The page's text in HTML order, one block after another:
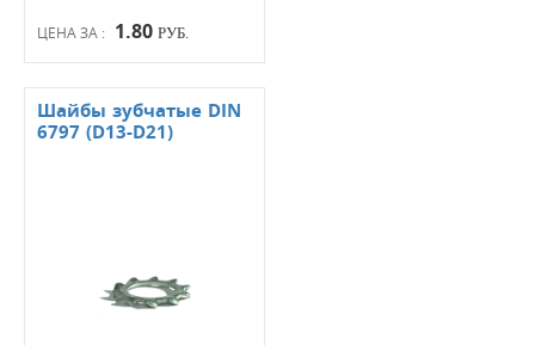
ЦЕНА ЗА : 1.80 РУБ.
Шайбы зубчатые DIN
6797 (D13-D21)